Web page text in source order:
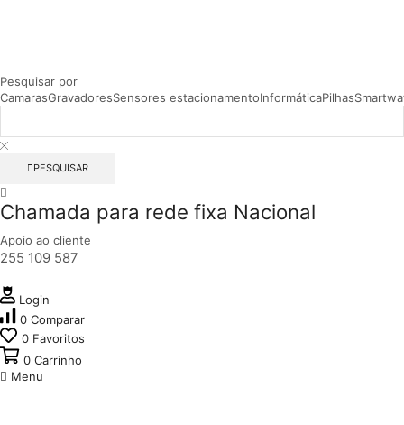
Pesquisar por
CamarasGravadoresSensores estacionamentoInformáticaPilhas
PESQUISAR
Chamada para rede fixa Nacional
Apoio ao cliente
255 109 587
Login
0 Comparar
0 Favoritos
0 Carrinho
Menu